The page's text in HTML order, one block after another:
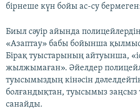
бірнеше күн бойы ас-су
Биыл сәуір айында
«Азаптау» бабы бойынша
Бірақ туыстарының айтуынша,
жылжымаған». Әйелдер
туысымыздың кінәсін
болғандықтан, туысымыз
санайды.